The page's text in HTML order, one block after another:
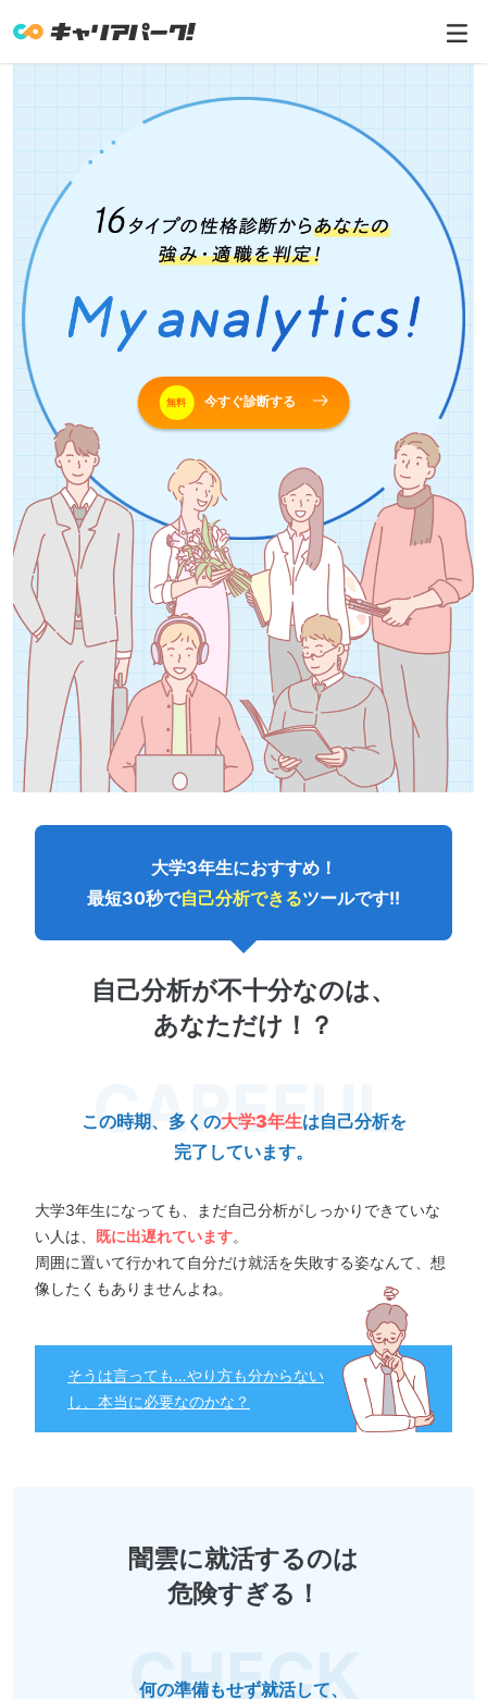
無料 今すぐ診断する
大学3年生におすすめ！
最短30秒で自己分析できるツールです!!
自己分析が不十分なのは、
あなただけ！？
この時期、多くの大学3年生は自己分析を
完了しています。
大学3年生になっても、まだ自己分析がしっかりできていな
い人は、 既に出遅れています。
周囲に置いて行かれて自分だけ就活を失敗する姿なんて、想
像したくもありませんよね。
そうは言っても…やり方も分からない
し、本当に必要なのかな？
闇雲に就活するのは
危険すぎる！
何の準備もせず就活して、